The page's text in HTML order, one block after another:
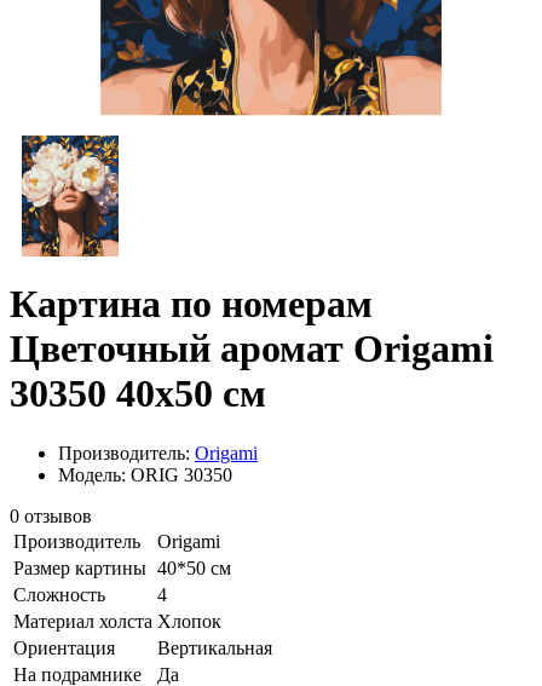
Картина по номерам
Цветочный аромат Origami
30350 40x50 см
Производитель: Origami
Модель: ORIG 30350
0 отзывов
Производитель
Origami
Размер картины 40*50 см
Сложность
4
Материал холста Хлопок
Ориентация
Вертикальная
На подрамнике
Да